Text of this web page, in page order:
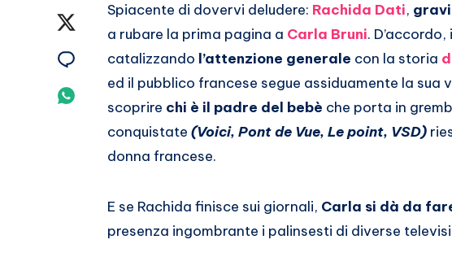
Facebook
Condividi
Twitter
Condividi
Condividi
Whatsapp
Spiacente di dovervi deludere: Rachida Dati,
a rubare la prima pagina a Carla Bruni.
catalizzando l’attenzione generale con la storia
ed il pubblico francese segue assiduamente la sua
scoprire chi è il padre del bebè che porta in
conquistate (Voici, Pont de Vue, Le point, VSD)
donna francese.
E se Rachida finisce sui giornali, Carla si dà da
presenza ingombrante i palinsesti di diverse